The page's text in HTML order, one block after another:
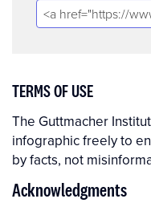
TERMS OF USE
The Guttmacher
infographic freely to
by facts, not
Acknowledgments